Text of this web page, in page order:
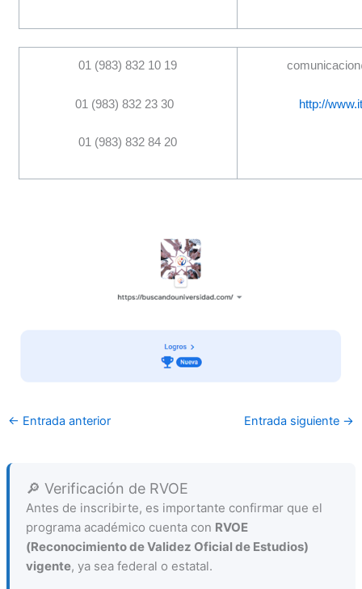
01 (983) 832 10 19
01 (983) 832 23 30
01 (983) 832 84 20
http://
← Entrada anterior Entrada siguiente →
🔎 Verificación de RVOE
Antes de inscribirte, es importante confirmar que el
programa académico cuenta con RVOE
(Reconocimiento de Validez Oficial de Estudios)
vigente, ya sea federal o estatal.